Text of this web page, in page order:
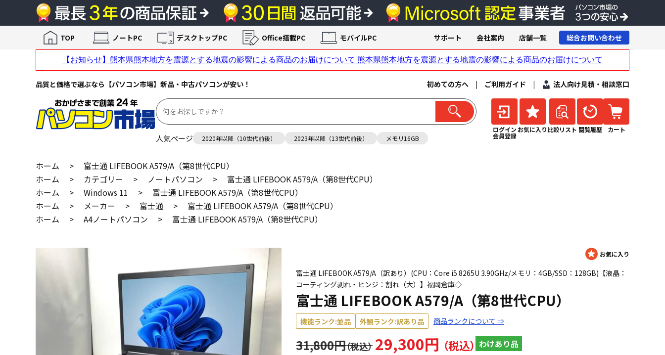
品質と価格で選ぶなら【パソコン市場】新品・中古パソコンが安い！ 初めての方へ | ご利用ガイド | 法人向け見積・相談窓口
人気ページ 2020年以降（10世代前後） 2023年以降（13世代前後） メモリ16GB
ログイン
会員登録
お気に入り 比較リスト 閲覧履歴 カート
TOP ノートPC デスクトップPC Office搭載PC モバイルPC サポート 会社案内 店舗一覧 総合お問い合わせ
ホーム >
富士通 LIFEBOOK A579/A（第8世代CPU）
ホーム
> カテゴリー > ノートパソコン >
富士通 LIFEBOOK A579/A（第8世代CPU）
ホーム
> Windows 11 >
富士通 LIFEBOOK A579/A（第8世代CPU）
ホーム
> メーカー > 富士通 >
富士通 LIFEBOOK A579/A（第8世代CPU）
ホーム
> A4ノートパソコン > 富士通 LIFEBOOK A579/A（第8世代CPU）
富士通 LIFEBOOK A579/A（訳あり）(CPU：Core i5 8265U 3.90GHz/メモリ：4GB/SSD：128GB)【液晶：
コーティング剥れ・ヒンジ：割れ（大）】福岡倉庫◇
富士通 LIFEBOOK A579/A（第8世代CPU）
機能ランク:並品 外観ランク:訳あり品 商品ランクについて ⇒
29,300円 わけあり品
31,800円